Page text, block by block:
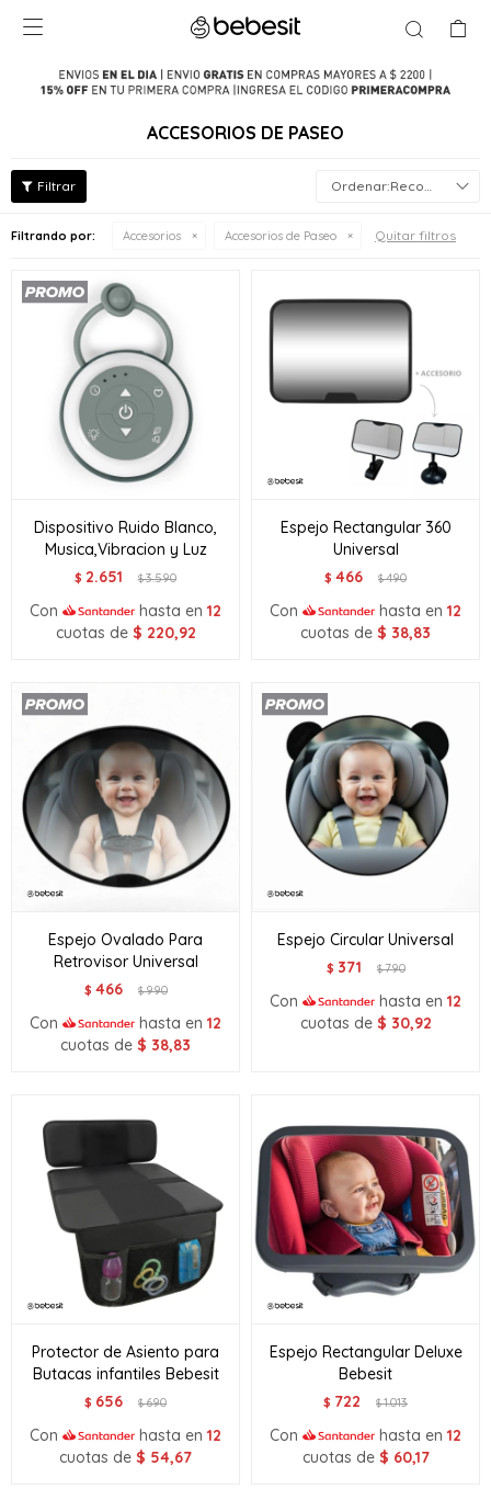

ACCESORIOS DE PASEO
Recomendados
Filtrando por: Accesorios Accesorios de Paseo Quitar filtros
Dispositivo Ruido Blanco,
Musica,Vibracion y Luz
$ 2.651 $3.590
Con hasta en 12
cuotas de $ 220,92
Espejo Rectangular 360
Universal
$ 466 $490
Con hasta en 12
cuotas de $ 38,83
Espejo Ovalado Para
Retrovisor Universal
$ 466 $990
Con hasta en 12
cuotas de $ 38,83
Espejo Circular Universal
$ 371 $790
Con hasta en 12
cuotas de $ 30,92
Protector de Asiento para
Butacas infantiles Bebesit
$ 656 $690
Con hasta en 12
cuotas de $ 54,67
Espejo Rectangular Deluxe
Bebesit
$ 722 $1.013
Con hasta en 12
cuotas de $ 60,17